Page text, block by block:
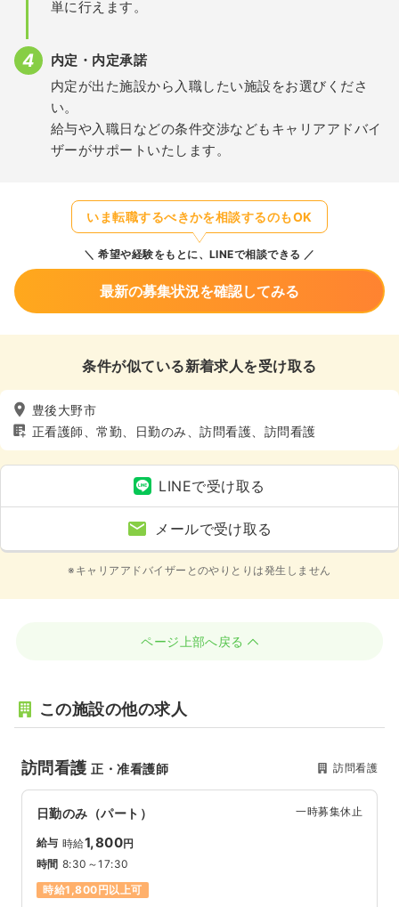
単に行えます。
内定・内定承諾
内定が出た施設から入職したい施設をお選びくださ
い。
給与や入職日などの条件交渉などもキャリアアドバイ
ザーがサポートいたします。
いま転職するべきかを相談するのもOK
希望や経験をもとに、LINEで相談できる
最新の募集状況を確認してみる
条件が似ている新着求人を受け取る
豊後大野市
正看護師、常勤、日勤のみ、訪問看護、訪問看護
LINEで受け取る
メールで受け取る
※キャリアアドバイザーとのやりとりは発生しません
ページ上部へ戻る
この施設の他の求人
訪問看護正・准看護師 訪問看護
日勤のみ（パート） 一時募集休止
給与 時給1,800円
時間 8:30～17:30
時給1,800円以上可